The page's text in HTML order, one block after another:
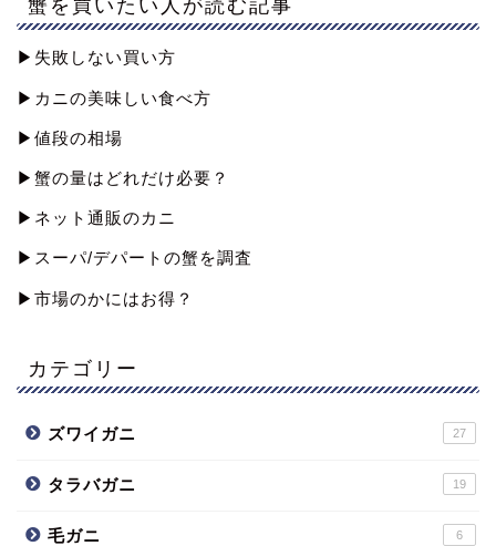
▶︎失敗しない買い方
▶︎カニの美味しい食べ方
▶︎値段の相場
▶︎蟹の量はどれだけ必要？
▶︎ネット通販のカニ
▶︎スーパ/デパートの蟹を調査
▶︎市場のかにはお得？
カテゴリー
ズワイガニ 27
タラバガニ 19
毛ガニ 6